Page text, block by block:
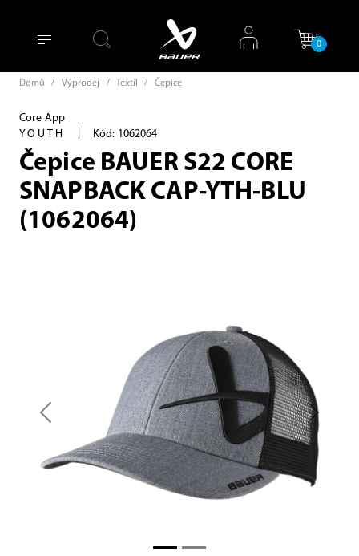
0
Domů / Výprodej / Textil / Čepice
Core App
YOUTH
Kód: 1062064
Čepice BAUER S22 CORE
SNAPBACK CAP-YTH-BLU
(1062064)
Previous Next